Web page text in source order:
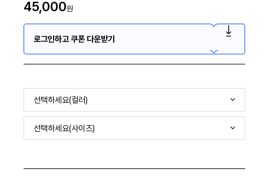
45,000원
로그인하고 쿠폰 다운받기
선택하세요(컬러)
선택하세요(사이즈)